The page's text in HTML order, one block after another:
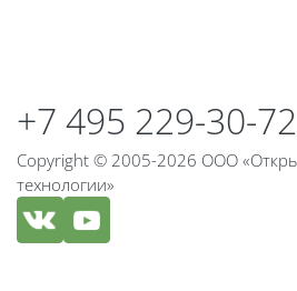
+7 495 229-30-72
Copyright © 2005-2026 ООО
технологии»